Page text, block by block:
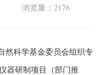
浏览量：2176
然科学基金委员会组织专
器研制项目（部门推